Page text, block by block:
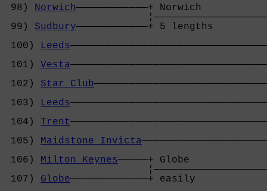
98) Norwich————————————+
99) Sudbury————————————+ 5
100)
Leeds
101) Vesta
102) Star Club
103)
Leeds
104) Trent
105)
Maidstone Invicta
106)
Milton Keynes—————+ Globe
107) Globe—————————————+